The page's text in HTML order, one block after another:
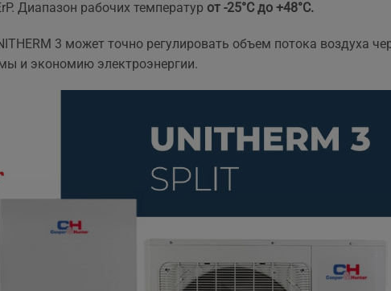
ще та рекомендувати!
вийшла знову ж така сама,
магазинах. Тому перевага
місті за фактично товар і
Диапазон рабочих температур от -25°С до +48°С.
3 может точно регулировать объем потока воздуха
и экономию электроэнергии.